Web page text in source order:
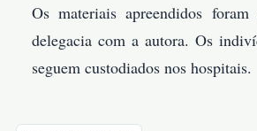
Os materiais apreendidos foram
delegacia com a autora. Os
seguem custodiados nos hospitais.